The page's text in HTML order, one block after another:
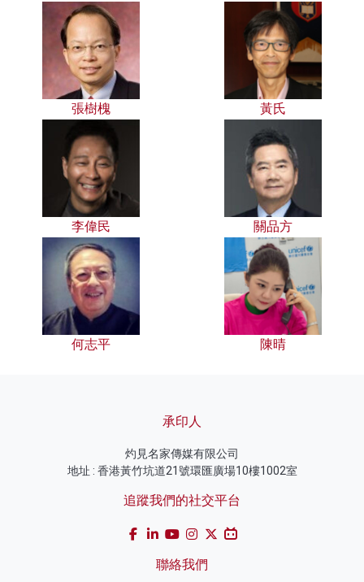
張樹槐 黃氏
李偉民 關品方
何志平 陳晴
承印人
灼見名家傳媒有限公司
地址 : 香港黃竹坑道21號環匯廣場10樓1002室
追蹤我們的社交平台
聯絡我們